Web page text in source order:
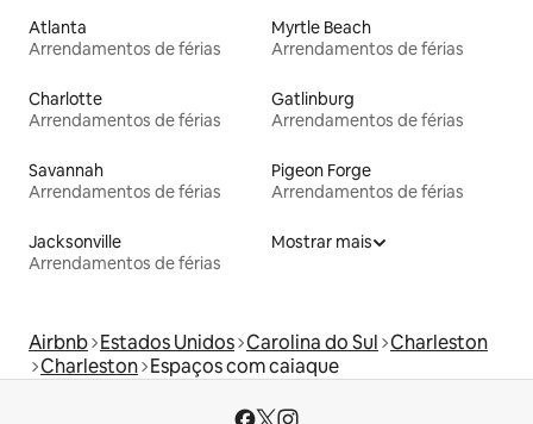
Atlanta
Arrendamentos de férias
Myrtle Beach
Arrendamentos de férias
Charlotte
Arrendamentos de férias
Gatlinburg
Arrendamentos de férias
Savannah
Arrendamentos de férias
Pigeon Forge
Arrendamentos de férias
Jacksonville
Arrendamentos de férias
Mostrar mais
Airbnb Estados Unidos Carolina do Sul Charleston
Charleston Espaços com caiaque